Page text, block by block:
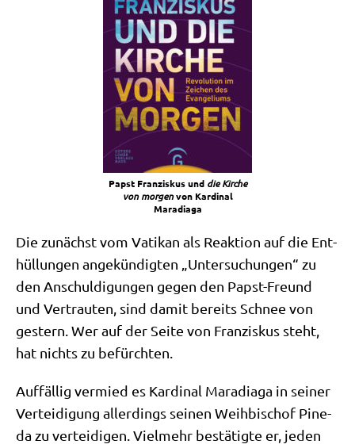
Papst Fran­zis­kus und die Kir­che
von mor­genvon Kar­di­nal
Maradiaga
Die zunächst vom Vati­kan als Reak­ti­on auf die Ent­
hül­lun­gen ange­kün­dig­ten „Unter­su­chun­gen“ zu
den Anschul­di­gun­gen gegen den Papst-Freund
und Ver­trau­ten, sind damit bereits Schnee von
gestern. Wer auf der Sei­te von Fran­zis­kus steht,
hat nichts zu befürchten.
Auf­fäl­lig ver­mied es Kar­di­nal Mara­dia­ga in sei­ner
Ver­tei­di­gung aller­dings sei­nen Weih­bi­schof Pine­
da zu ver­tei­di­gen. Viel­mehr bestä­tig­te er, jeden